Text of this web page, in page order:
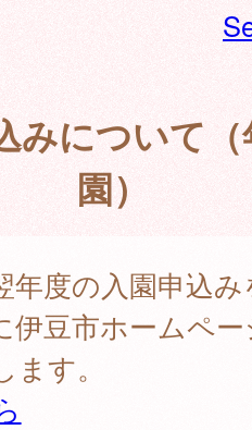
みについて
園）
年度の入園申込
伊豆市ホームペ
す。